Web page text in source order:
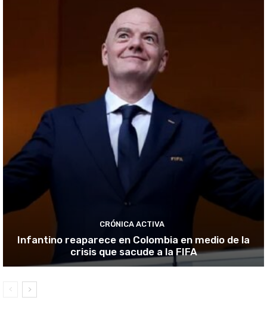
CRÓNICA ACTIVA
Infantino reaparece en Colombia en medio de la
crisis que sacude a la FIFA